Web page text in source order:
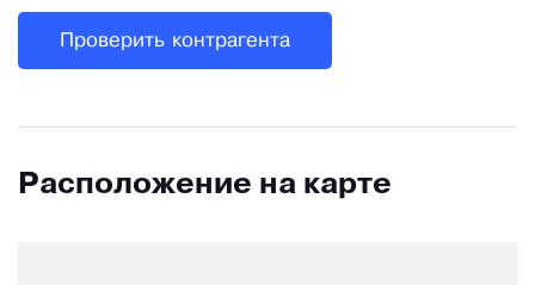
Проверить контрагента
Расположение на карте